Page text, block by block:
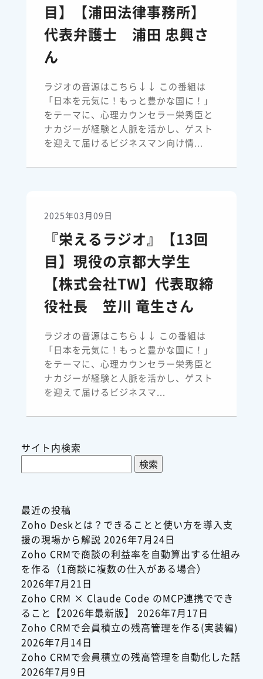
目】【浦田法律事務所】
代表弁護士 浦田 忠興さ
ん
ラジオの音源はこちら↓↓ この番組は
「日本を元気に！もっと豊かな国に！」
をテーマに、心理カウンセラー栄秀臣と
ナカジーが経験と人脈を活かし、ゲスト
を迎えて届けるビジネスマン向け情...
2025年03月09日
『栄えるラジオ』【13回
目】現役の京都大学生
【株式会社TW】代表取締
役社長 笠川 竜生さん
ラジオの音源はこちら↓↓ この番組は
「日本を元気に！もっと豊かな国に！」
をテーマに、心理カウンセラー栄秀臣と
ナカジーが経験と人脈を活かし、ゲスト
を迎えて届けるビジネスマ...
サイト内検索
索:
最近の投稿
Zoho Deskとは？できることと使い方を導入支
援の現場から解説 2026年7月24日
Zoho CRMで商談の利益率を自動算出する仕組み
を作る（1商談に複数の仕入がある場合）
2026年7月21日
Zoho CRM × Claude Code のMCP連携ででき
ること【2026年最新版】
2026年7月17日
Zoho CRMで会員積立の残高管理を作る(実装編)
2026年7月14日
Zoho CRMで会員積立の残高管理を自動化した話
2026年7月9日